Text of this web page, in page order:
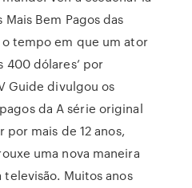
Bem Pagos das
o tempo em que um ator
400 dólares’ por
Guide divulgou os
da A série original
por mais de 12 anos,
uma nova maneira
Muitos anos